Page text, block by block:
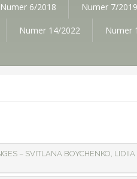
Numer 6/2018 Numer 7/2019
Numer 14/2022 Numer
– SVITLANA BOYCHENKO,